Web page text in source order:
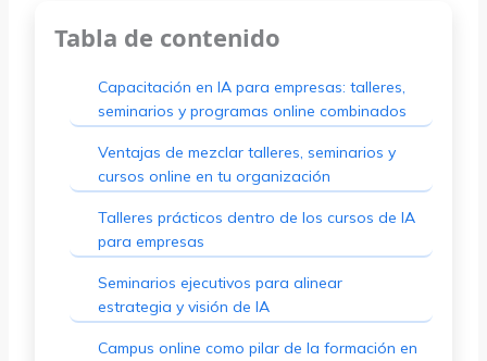
Tabla de contenido
Capacitación en IA para empresas: talleres,
seminarios y programas online combinados
Ventajas de mezclar talleres, seminarios y
cursos online en tu organización
Talleres prácticos dentro de los cursos de IA
para empresas
Seminarios ejecutivos para alinear
estrategia y visión de IA
Campus online como pilar de la formación en